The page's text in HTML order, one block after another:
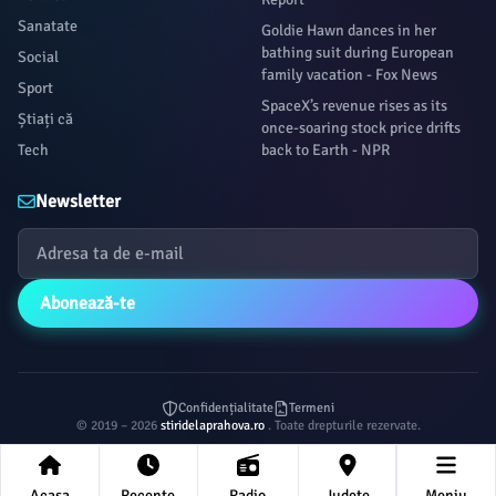
Sanatate
Social
Sport
Știați că
Tech
Goldie Hawn dances in her
bathing suit during European
family vacation - Fox News
SpaceX’s revenue rises as its
once-soaring stock price drifts
back to Earth - NPR
Newsletter
Abonează-te
Confidențialitate
Termeni
© 2019 – 2026 stiridelaprahova.ro . Toate drepturile rezervate.